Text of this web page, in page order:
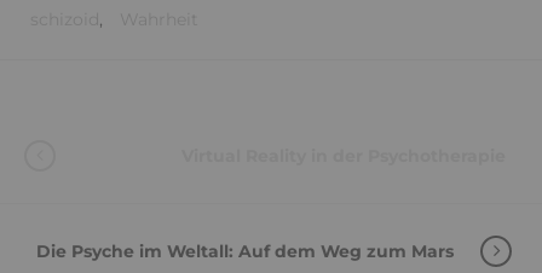
,
Die Psyche im Weltall: Auf dem Weg zum Mars